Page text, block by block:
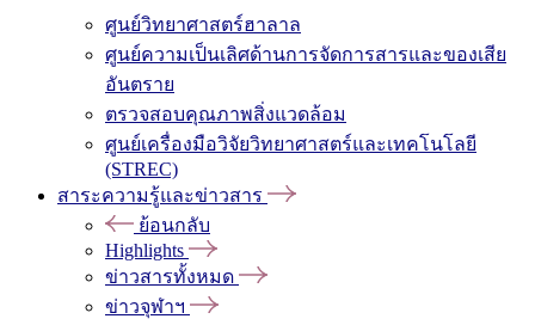
ศูนย์วิทยาศาสตร์ฮาลาล
ศูนย์ความเป็นเลิศด้านการจัดการสารและของเสีย
อันตราย
ตรวจสอบคุณภาพสิ่งแวดล้อม
ศูนย์เครื่องมือวิจัยวิทยาศาสตร์และเทคโนโลยี
(STREC)
สาระความรู้และข่าวสาร
ย้อนกลับ
Highlights
ข่าวสารทั้งหมด
ข่าวจุฬาฯ